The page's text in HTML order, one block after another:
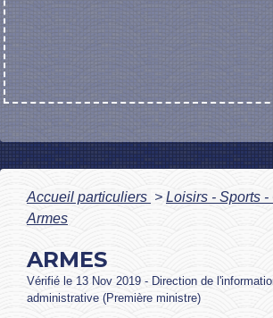
Accueil particuliers > Loisirs - Sports -
Armes
ARMES
Vérifié le 13 Nov 2019 - Direction de
administrative (Première ministre)